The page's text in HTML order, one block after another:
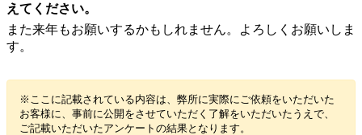
えてください。
また来年もお願いするかもしれません。よろしくお願いしま
す。
※ここに記載されている内容は、弊所に実際にご依頼をいただいた
お客様に、事前に公開をさせていただく了解をいただいたうえで、
ご記載いただいたアンケートの結果となります。